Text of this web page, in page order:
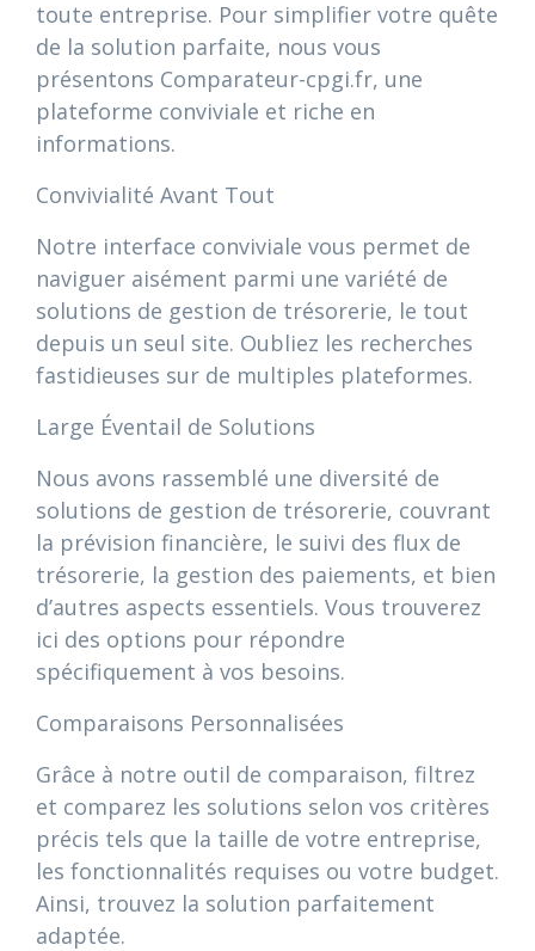
toute entreprise. Pour simplifier votre quête
de la solution parfaite, nous vous
présentons Comparateur-cpgi.fr, une
plateforme conviviale et riche en
informations.
Convivialité Avant Tout
Notre interface conviviale vous permet de
naviguer aisément parmi une variété de
solutions de gestion de trésorerie, le tout
depuis un seul site. Oubliez les recherches
fastidieuses sur de multiples plateformes.
Large Éventail de Solutions
Nous avons rassemblé une diversité de
solutions de gestion de trésorerie, couvrant
la prévision financière, le suivi des flux de
trésorerie, la gestion des paiements, et bien
d’autres aspects essentiels. Vous trouverez
ici des options pour répondre
spécifiquement à vos besoins.
Comparaisons Personnalisées
Grâce à notre outil de comparaison, filtrez
et comparez les solutions selon vos critères
précis tels que la taille de votre entreprise,
les fonctionnalités requises ou votre budget.
Ainsi, trouvez la solution parfaitement
adaptée.